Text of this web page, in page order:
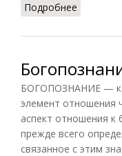
Подробнее
БОГОПОЗНАНИЕ —
элемент отношения
аспект отношения к
прежде всего
связанное с этим